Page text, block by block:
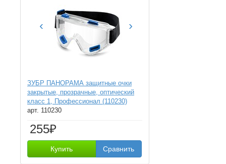
‹ ›
ЗУБР ПАНОРАМА защитные очки
закрытые, прозрачные, оптический
класс 1, Профессионал (110230)
арт. 110230
255₽
Купить Сравнить